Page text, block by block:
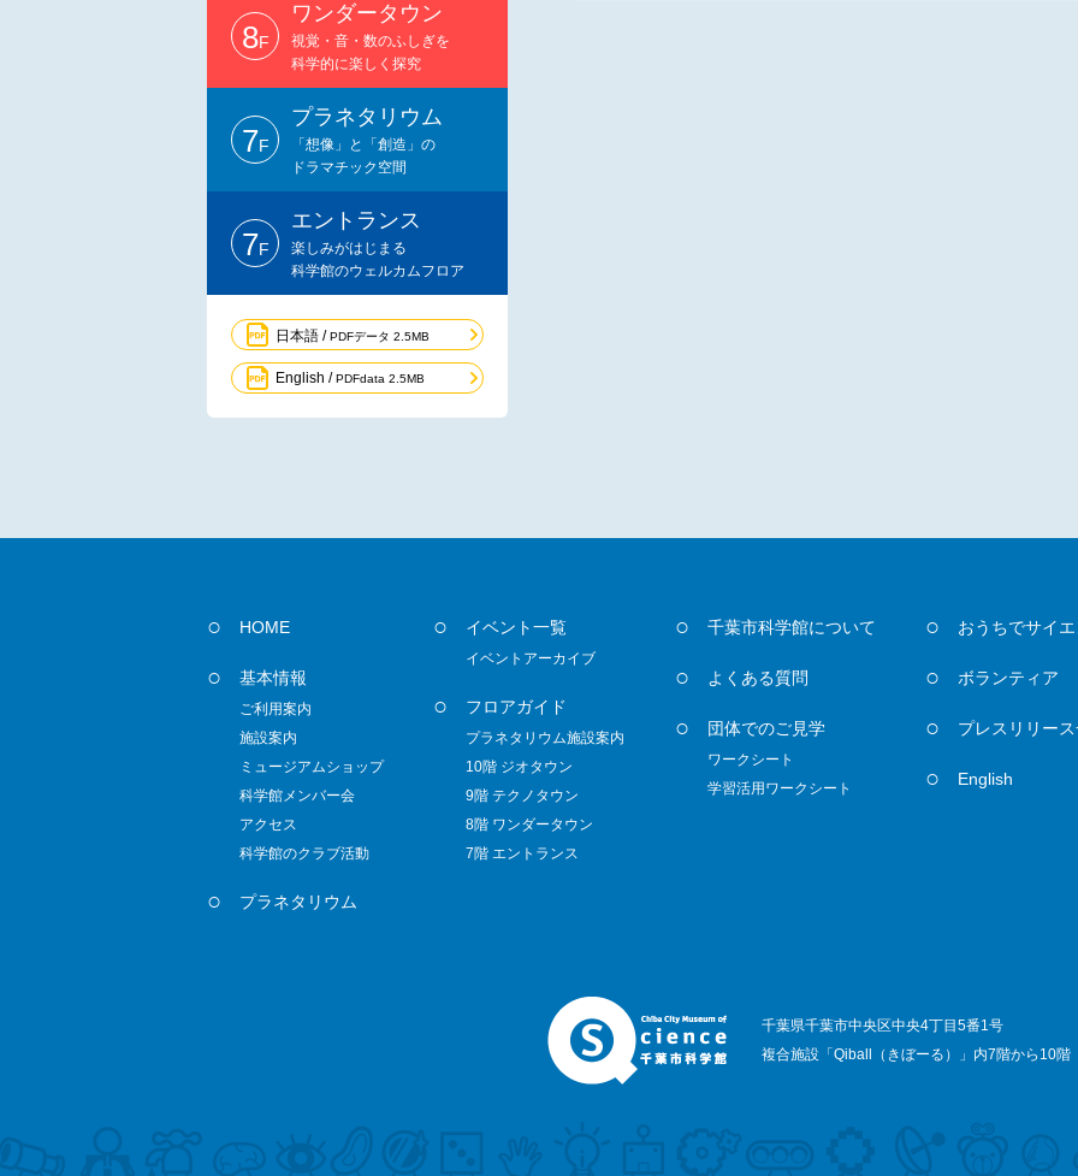
8F
ワンダータウン
視覚・音・数のふしぎを
科学的に楽しく探究
7F
プラネタリウム
「想像」と「創造」の
ドラマチック空間
7F
エントランス
楽しみがはじまる
科学館のウェルカムフロア
日本語 /PDFデータ 2.5MB
English /PDFdata 2.5MB
HOME
基本情報
ご利用案内
施設案内
ミュージアムショップ
科学館メンバー会
アクセス
科学館のクラブ活動
プラネタリウム
イベント一覧
イベントアーカイブ
フロアガイド
プラネタリウム施設案内
10階 ジオタウン
9階 テクノタウン
8階 ワンダータウン
7階 エントランス
千葉市科学館について
よくある質問
団体でのご見学
ワークシート
学習活用ワークシート
おうちでサイエ
ボランティア
プレスリリー
English
千葉県千葉市中央区中央4丁目5番1号
複合施設「Qiball（きぼーる）」内7階から10階